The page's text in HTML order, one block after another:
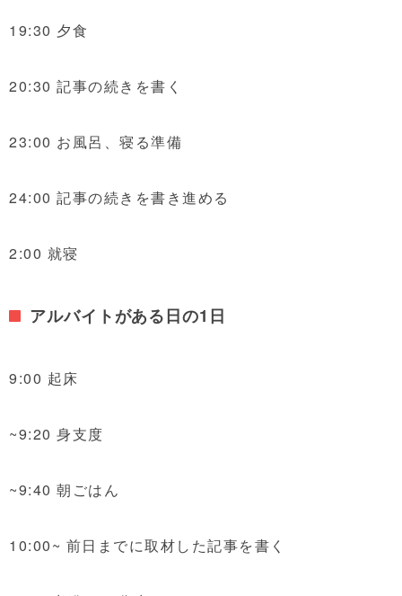
19:30 夕食
20:30 記事の続きを書く
23:00 お風呂、寝る準備
24:00 記事の続きを書き進める
2:00 就寝
アルバイトがある日の1日
9:00 起床
~9:20 身支度
~9:40 朝ごはん
10:00~ 前日までに取材した記事を書く